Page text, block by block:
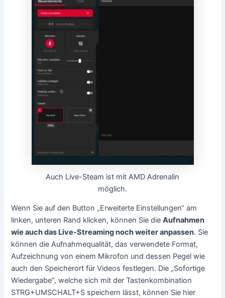
Auch Live-Steam ist mit AMD Adrenalin
möglich.
Wenn Sie auf den Button „Erweiterte Einstellungen“ am
linken, unteren Rand klicken, können Sie dieAufnahmen
wie auch das Live-Streaming noch weiter anpassen. Sie
können die Aufnahmequalität, das verwendete Format,
Aufzeichnung von einem Mikrofon und dessen Pegel wie
auch den Speicherort für Videos festlegen. Die „Sofortige
Wiedergabe“, welche sich mit der Tastenkombination
STRG+UMSCHALT+S speichern lässt, können Sie hier